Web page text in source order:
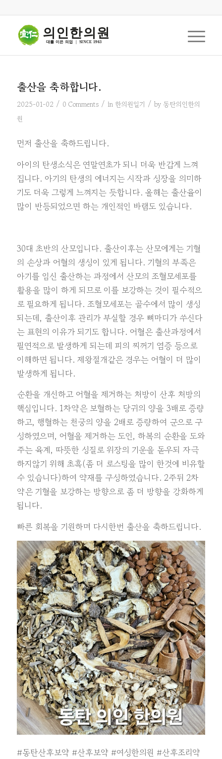
의인한의원
대를 이은 의업  |  SINCE 1963
출산을 축하합니다.
2025-01-02 / 0 Comments / in 한의원일기 / by 동탄의인한의
원
먼저 출산을 축하드립니다.
아이의 탄생소식은 연말연초가 되니 더욱 반갑게 느껴
집니다. 아기의 탄생의 에너지는 시작과 성장을 의미하
기도 더욱 그렇게 느껴지는 듯합니다. 올해는 출산율이
많이 반등되었으면 하는 개인적인 바램도 있습니다.
30대 초반의 산모입니다. 출산이후는 산모에게는 기혈
의 손상과 어혈의 생성이 있게 됩니다. 기혈의 부족은
아기를 임신 출산하는 과정에서 산모의 조혈모세포를
활용을 많이 하게 되므로 이를 보강하는 것이 필수적으
로 필요하게 됩니다. 조혈모세포는 골수에서 많이 생성
되는데, 출산이후 관리가 부실할 경우 뼈마디가 쑤신다
는 표현의 이유가 되기도 합니다. 어혈은 출산과정에서
필연적으로 발생하게 되는데 피의 찌꺼기 염증 등으로
이해하면 됩니다. 제왕절개같은 경우는 어혈이 더 많이
발생하게 됩니다.
순환을 개선하고 어혈을 제거하는 처방이 산후 처방의
핵심입니다. 1차약은 보혈하는 당귀의 양을 3배로 증량
하고, 행혈하는 천궁의 양을 2배로 증량하여 군으로 구
성하였으며, 어혈을 제거하는 도인, 하복의 순환을 도와
주는 육계, 따뜻한 성질로 위장의 기운을 돋우되 자극
하지않기 위해 초흑(좀 더 로스팅을 많이 한것에 비유할
수 있습니다)하여 약재를 구성하였습니다. 2주뒤 2차
약은 기혈을 보강하는 방향으로 좀 더 방향을 강화하게
됩니다.
빠른 회복을 기원하며 다시한번 출산을 축하드립니다.
#동탄산후보약 #산후보약 #여성한의원 #산후조리약